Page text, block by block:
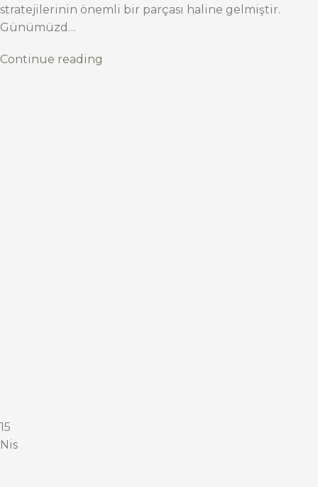
stratejilerinin önemli bir parçası haline gelmiştir.
Günümüzd…
Continue reading
15
Nis